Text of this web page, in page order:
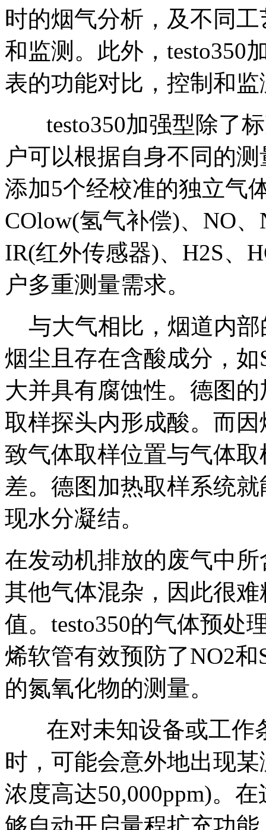
时的烟气分析，及不同
和监测。此外，testo350
表的功能对比，控制和
testo350加强型除了标
户可以根据自身不同的
添加5个经校准的独立气
COlow(氢气补偿)、NO
IR(红外传感器)、H2S、
户多重测量需求。
与大气相比，烟道内部
烟尘且存在含酸成分，如
大并具有腐蚀性。德图
取样探头内形成酸。而
致气体取样位置与气体
差。德图加热取样系统
现水分凝结。
在发动机排放的废气中
其他气体混杂，因此很
值。testo350的气体预处
烯软管有效预防了NO2
的氮氧化物的测量。
在对未知设备或工作
时，可能会意外地出现
浓度高达50,000ppm)。